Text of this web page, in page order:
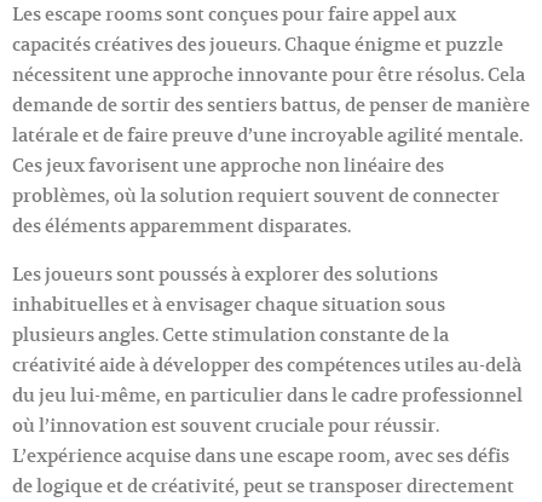
Les escape rooms sont conçues pour faire appel aux
capacités créatives des joueurs. Chaque énigme et puzzle
nécessitent une approche innovante pour être résolus. Cela
demande de sortir des sentiers battus, de penser de manière
latérale et de faire preuve d’une incroyable agilité mentale.
Ces jeux favorisent une approche non linéaire des
problèmes, où la solution requiert souvent de connecter
des éléments apparemment disparates.
Les joueurs sont poussés à explorer des solutions
inhabituelles et à envisager chaque situation sous
plusieurs angles. Cette stimulation constante de la
créativité aide à développer des compétences utiles au-delà
du jeu lui-même, en particulier dans le cadre professionnel
où l’innovation est souvent cruciale pour réussir.
L’expérience acquise dans une escape room, avec ses défis
de logique et de créativité, peut se transposer directement